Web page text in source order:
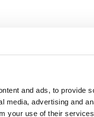
and ads, to provide
media, advertising and
your use of their